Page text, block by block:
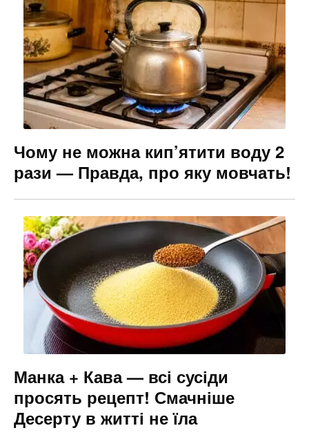
Чому не можна кип’ятити воду 2
рази — Правда, про яку мовчать!
Манка + Кава — всі сусіди
просять рецепт! Смачніше
Десерту в житті не їла